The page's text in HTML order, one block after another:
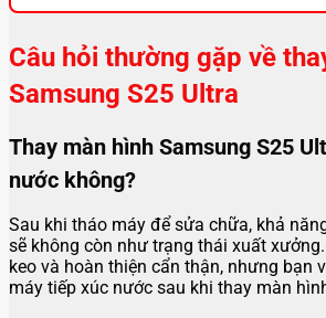
Câu hỏi thường gặp về
Samsung S25 Ultra
Thay màn hình Samsung S25
nước không?
Sau khi tháo máy để sửa chữa, khả
sẽ không còn như trạng thái xuất
keo và hoàn thiện cẩn thận, nhưng bạn
máy tiếp xúc nước sau khi thay màn